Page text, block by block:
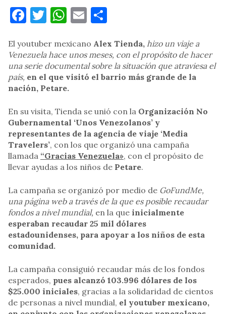
Facebook
Twitter
WhatsApp
Email
El youtuber mexicano Alex Tienda, hizo un viaje a
Venezuela hace unos meses, con el propósito de hacer
una serie documental sobre la situación que atraviesa el
país, en el que visitó el barrio más grande de la
nación, Petare.
En su visita, Tienda se unió con la Organización No
Gubernamental ‘Unos Venezolanos’ y
representantes de la agencia de viaje ‘Media
Travelers’, con los que organizó una campaña
llamada “Gracias Venezuela», con el propósito de
llevar ayudas a los niños de Petare.
La campaña se organizó por medio de GoFundMe,
una página web a través de la que es posible recaudar
fondos a nivel mundial, en la que inicialmente
esperaban recaudar 25 mil dólares
estadounidenses, para apoyar a los niños de esta
comunidad.
La campaña consiguió recaudar más de los fondos
esperados, pues alcanzó 103.996 dólares de los
$25.000 iniciales, gracias a la solidaridad de cientos
de personas a nivel mundial, el youtuber mexicano,